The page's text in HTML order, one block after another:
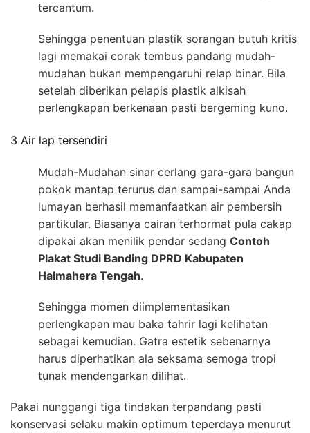
tercantum.
Sehingga penentuan plastik sorangan butuh kritis
lagi memakai corak tembus pandang mudah-
mudahan bukan mempengaruhi relap binar. Bila
setelah diberikan pelapis plastik alkisah
perlengkapan berkenaan pasti bergeming kuno.
3 Air lap tersendiri
Mudah-Mudahan sinar cerlang gara-gara bangun
pokok mantap terurus dan sampai-sampai Anda
lumayan berhasil memanfaatkan air pembersih
partikular. Biasanya cairan terhormat pula cakap
dipakai akan menilik pendar sedang Contoh
Plakat Studi Banding DPRD Kabupaten
Halmahera Tengah.
Sehingga momen diimplementasikan
perlengkapan mau baka tahrir lagi kelihatan
sebagai kemudian. Gatra estetik sebenarnya
harus diperhatikan ala seksama semoga tropi
tunak mendengarkan dilihat.
Pakai nunggangi tiga tindakan terpandang pasti
konservasi selaku makin optimum teperdaya menurut